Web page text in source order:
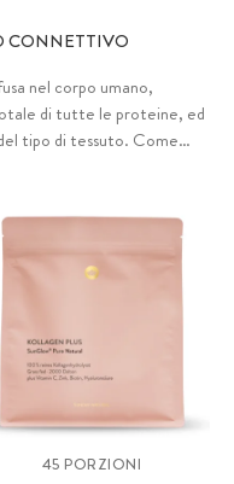
CONNETTIVO
nel corpo umano,
di tutte le proteine, ed
tipo di tessuto. Come
gli aminoacidi si
con la partecipazione di
essenziali.
45 PORZIONI